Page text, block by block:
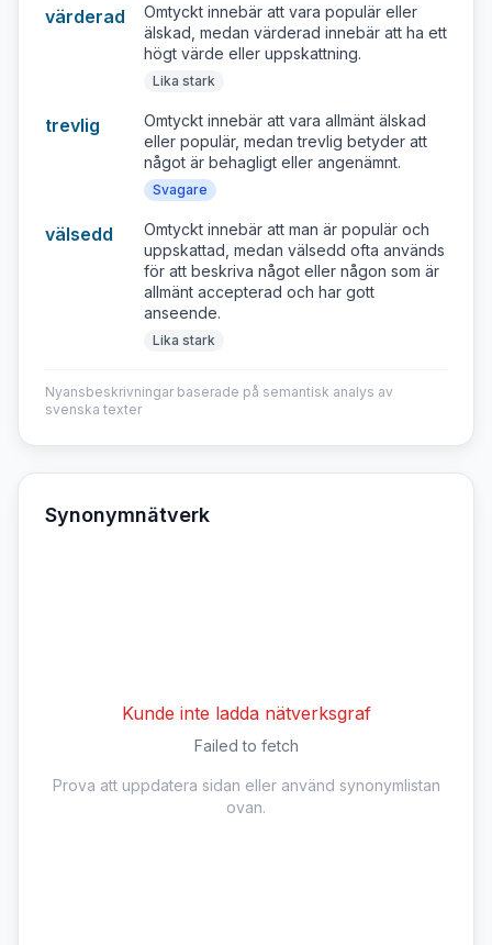
värderad
Omtyckt innebär att vara populär eller
älskad, medan värderad innebär att ha ett
högt värde eller uppskattning.
Lika stark
trevlig
Omtyckt innebär att vara allmänt älskad
eller populär, medan trevlig betyder att
något är behagligt eller angenämnt.
Svagare
välsedd
Omtyckt innebär att man är populär och
uppskattad, medan välsedd ofta används
för att beskriva något eller någon som är
allmänt accepterad och har gott
anseende.
Lika stark
Nyansbeskrivningar baserade på semantisk analys av
svenska texter
Synonymnätverk
Kunde inte ladda nätverksgraf
Failed to fetch
Prova att uppdatera sidan eller använd synonymlistan
ovan.